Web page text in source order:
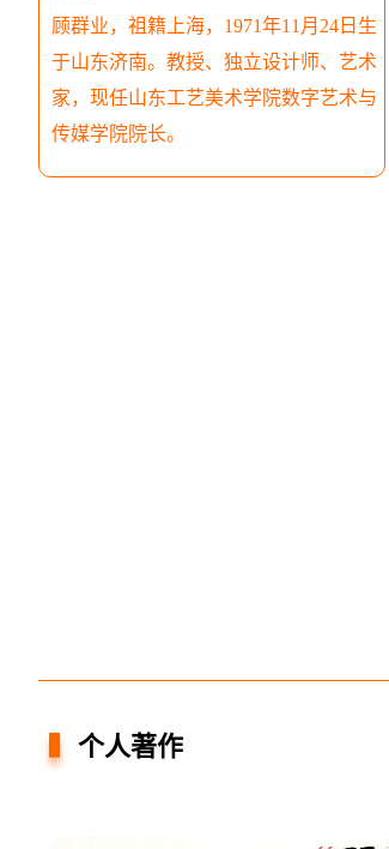
顾群业，祖籍上海，1971年11月24日生
于山东济南。教授、独立设计师、艺术
家，现任山东工艺美术学院数字艺术与
传媒学院院长。
个人著作